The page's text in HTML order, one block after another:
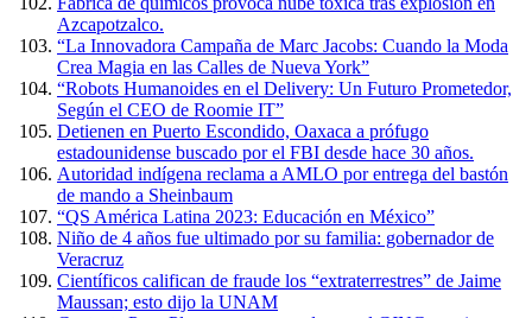
Azcapotzalco.
“La Innovadora Campaña de Marc Jacobs: Cuando la Moda
Crea Magia en las Calles de Nueva York”
“Robots Humanoides en el Delivery: Un Futuro Prometedor,
Según el CEO de Roomie IT”
Detienen en Puerto Escondido, Oaxaca a prófugo
estadounidense buscado por el FBI desde hace 30 años.
Autoridad indígena reclama a AMLO por entrega del bastón
de mando a Sheinbaum
“QS América Latina 2023: Educación en México”
Niño de 4 años fue ultimado por su familia: gobernador de
Veracruz
Científicos califican de fraude los “extraterrestres” de Jaime
Maussan; esto dijo la UNAM